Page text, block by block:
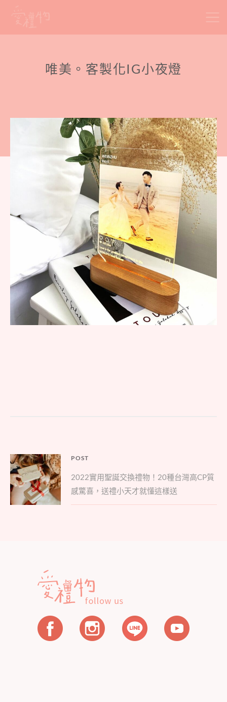
唯美。客製化IG小夜燈
文
章
導
覽
POST
Parent
post:
2022實用聖誕交換禮物！20種台灣高CP質
感驚喜，送禮小天才就懂這樣送